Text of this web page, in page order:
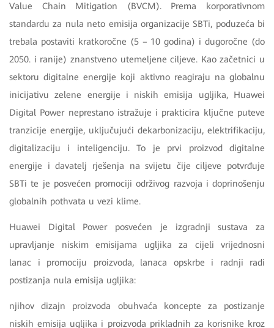
Value Chain Mitigation (BVCM). Prema korporativnom
standardu za nula neto emisija organizacije SBTi, poduzeća bi
trebala postaviti kratkoročne (5 – 10 godina) i dugoročne (do
2050. i ranije) znanstveno utemeljene ciljeve. Kao začetnici u
sektoru digitalne energije koji aktivno reagiraju na globalnu
inicijativu zelene energije i niskih emisija ugljika, Huawei
Digital Power neprestano istražuje i prakticira ključne puteve
tranzicije energije, uključujući dekarbonizaciju, elektrifikaciju,
digitalizaciju i inteligenciju. To je prvi proizvod digitalne
energije i davatelj rješenja na svijetu čije ciljeve potvrđuje
SBTi te je posvećen promociji održivog razvoja i doprinošenju
globalnih pothvata u vezi klime.
Huawei Digital Power posvećen je izgradnji sustava za
upravljanje niskim emisijama ugljika za cijeli vrijednosni
lanac i promociju proizvoda, lanaca opskrbe i radnji radi
postizanja nula emisija ugljika:
njihov dizajn proizvoda obuhvaća koncepte za postizanje
niskih emisija ugljika i proizvoda prikladnih za korisnike kroz